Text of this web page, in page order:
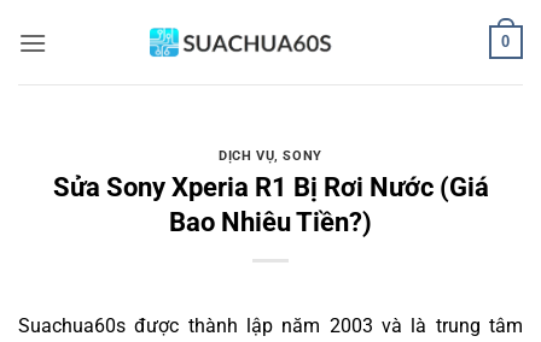
qua
0
DỊCH VỤ,SONY
Sửa Sony Xperia R1 Bị Rơi Nước (Giá
Bao Nhiêu Tiền?)
Suachua60s được thành lập năm 2003 và là trung tâm